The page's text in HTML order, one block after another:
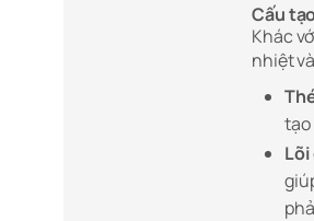
Cấu
Khác
nhiệt
tạo